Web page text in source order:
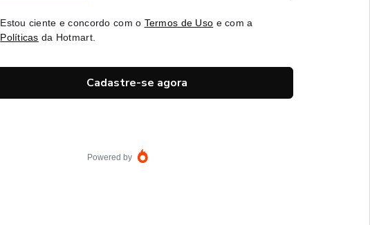
Estou ciente e concordo com o Termos de Uso e com a
Políticas da Hotmart.
Cadastre-se agora
Powered by